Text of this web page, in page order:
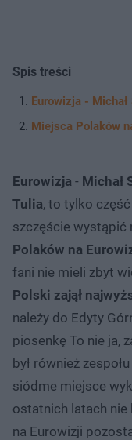
Spis treści
Eurowizja -
Miejsca Polaków
Eurowizja - Michał
Tulia, to tylko
szczęście wystąpić
Polaków na
fani nie mieli zbyt
Polski zajął
należy do Edyty
piosenkę To nie ja,
był również
siódme miejsce
ostatnich latach nie
na Eurowizji